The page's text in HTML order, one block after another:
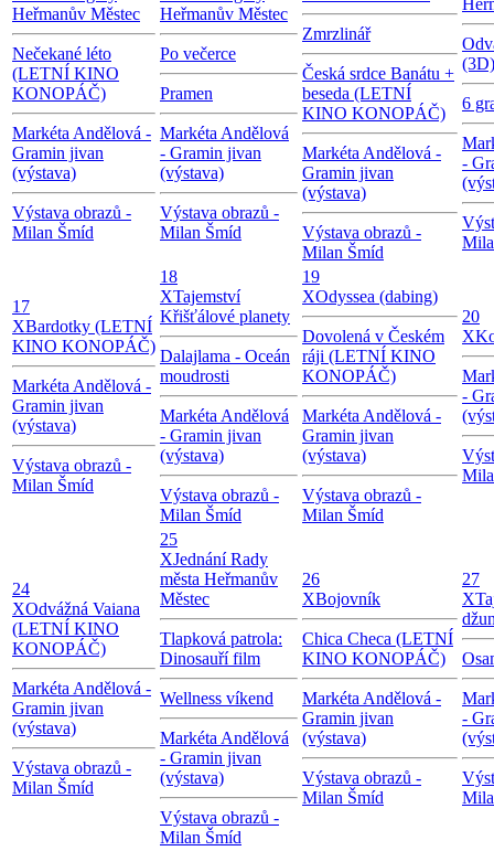
Heřmanův Městec
Nečekané léto
(LETNÍ KINO
KONOPÁČ)
Markéta Andělová -
Gramin jivan
(výstava)
Výstava obrazů -
Milan Šmíd
Heřmanův Městec
Po večerce
Pramen
Markéta Andělová
- Gramin jivan
(výstava)
Výstava obrazů -
Milan Šmíd
Zmrzlinář
Česká srdce Banátu +
beseda (LETNÍ
KINO KONOPÁČ)
Markéta Andělová -
Gramin jivan
(výstava)
Výstava obrazů -
Milan Šmíd
(3D)
6
-
17
XBardotky (LETNÍ
KINO KONOPÁČ)
Markéta Andělová -
Gramin jivan
(výstava)
Výstava obrazů -
Milan Šmíd
18
XTajemství
Křišťálové planety
Dalajlama - Oceán
moudrosti
Markéta Andělová
- Gramin jivan
(výstava)
Výstava obrazů -
Milan Šmíd
19
XOdyssea (dabing)
Dovolená v Českém
ráji (LETNÍ KINO
KONOPÁČ)
Markéta Andělová -
Gramin jivan
(výstava)
Výstava obrazů -
Milan Šmíd
20
X
-
24
XOdvážná Vaiana
(LETNÍ KINO
KONOPÁČ)
Markéta Andělová -
Gramin jivan
(výstava)
Výstava obrazů -
Milan Šmíd
25
XJednání Rady
města Heřmanův
Městec
Tlapková patrola:
Dinosauří film
Wellness víkend
Markéta Andělová
- Gramin jivan
(výstava)
Výstava obrazů -
Milan Šmíd
26
XBojovník
Chica Checa (LETNÍ
KINO KONOPÁČ)
Markéta Andělová -
Gramin jivan
(výstava)
Výstava obrazů -
Milan Šmíd
27
X
-